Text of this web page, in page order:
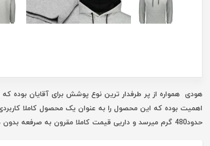
هودی همواره از پر طرفدار ترین نوع پوشش برای آقایان بوده
اهمیت بوده که این محصول را به عنوان یک محصول کاملا
حدود480 گرم میرسد و داریی قیمت کاملا مقرون به صرفعه بدون هیچ واسطه ای است که همه این موارد شما را در یک خرید خوب یاری میکند.